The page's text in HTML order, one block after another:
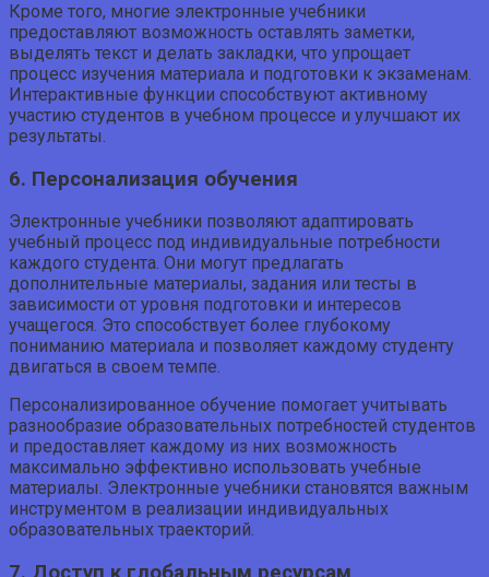
Кроме того, многие электронные учебники
предоставляют возможность оставлять заметки,
выделять текст и делать закладки, что упрощает
процесс изучения материала и подготовки к экзаменам.
Интерактивные функции способствуют активному
участию студентов в учебном процессе и улучшают их
результаты.
6. Персонализация обучения
Электронные учебники позволяют адаптировать
учебный процесс под индивидуальные потребности
каждого студента. Они могут предлагать
дополнительные материалы, задания или тесты в
зависимости от уровня подготовки и интересов
учащегося. Это способствует более глубокому
пониманию материала и позволяет каждому студенту
двигаться в своем темпе.
Персонализированное обучение помогает учитывать
разнообразие образовательных потребностей студентов
и предоставляет каждому из них возможность
максимально эффективно использовать учебные
материалы. Электронные учебники становятся важным
инструментом в реализации индивидуальных
образовательных траекторий.